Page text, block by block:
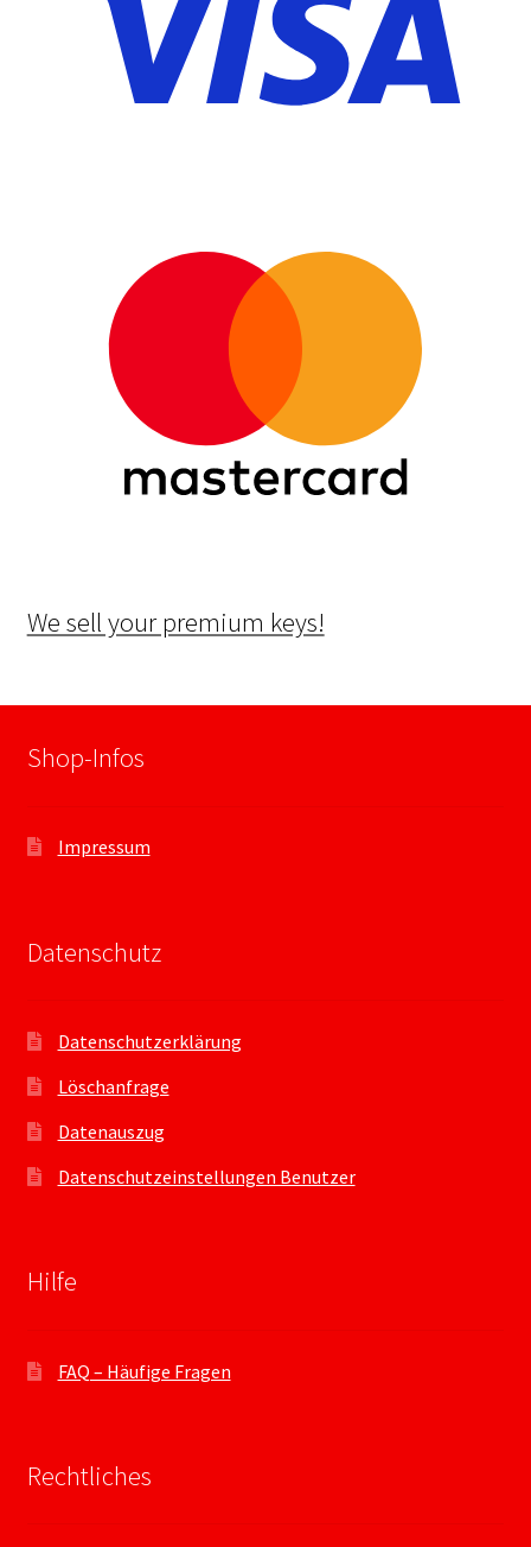
We sell your premium keys!
Shop-Infos
Impressum
Datenschutz
Datenschutzerklärung
Löschanfrage
Datenauszug
Datenschutzeinstellungen Benutzer
Hilfe
FAQ – Häufige Fragen
Rechtliches